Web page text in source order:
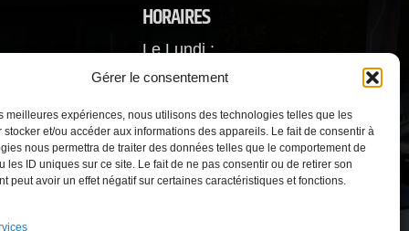
Gérer le consentement
meilleures expériences, nous utilisons des technologies telles que les
stocker et/ou accéder aux informations des appareils. Le fait de consentir à
nous permettra de traiter des données telles que le comportement de
les ID uniques sur ce site. Le fait de ne pas consentir ou de retirer son
peut avoir un effet négatif sur certaines caractéristiques et fonctions.
HORAIRES
Le Lundi :
De 9h30 à 12h - 14h à 18h
Du mardi au Vendredi
De 8h à 12h - 14h à 18h30.
Samedi : De 8h à 13h